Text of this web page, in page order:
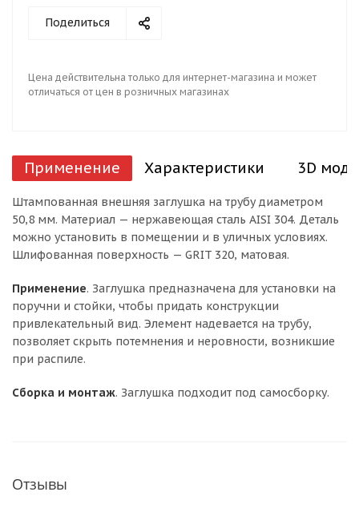
Поделиться
Цена действительна только для интернет-магазина и может
отличаться от цен в розничных магазинах
Применение Характеристики 3D
Штампованная внешняя заглушка на трубу диаметром
50,8 мм. Материал — нержавеющая сталь AISI 304. Деталь
можно установить в помещении и в уличных условиях.
Шлифованная поверхность — GRIT 320, матовая.
Применение. Заглушка предназначена для установки на
поручни и стойки, чтобы придать конструкции
привлекательный вид. Элемент надевается на трубу,
позволяет скрыть потемнения и неровности, возникшие
при распиле.
Сборка и монтаж. Заглушка подходит под самосборку.
Отзывы